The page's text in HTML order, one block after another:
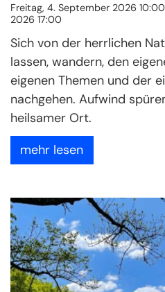
Freitag, 4. September 2026
2026 17:00
Sich von der herrlichen
lassen, wandern, den
eigenen Themen und der
nachgehen. Aufwind
heilsamer Ort.
mehr lesen